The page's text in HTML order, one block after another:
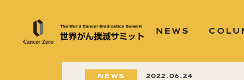
NEWS
NEWS 2022.06.24